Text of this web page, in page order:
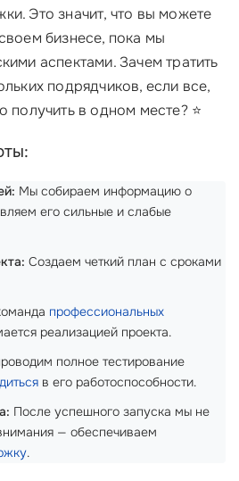
Это значит, что вы можете
бизнесе, пока мы
аспектами. Зачем тратить
подрядчиков, если все,
в одном месте? ⭐
Мы собираем информацию о
его сильные и слабые
Создаем четкий план с сроками
профессиональных
реализацией проекта.
полное тестирование
в его работоспособности.
После успешного запуска мы не
— обеспечиваем
.